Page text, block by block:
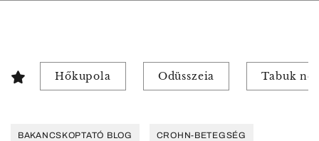
Hőkupola Odüsszeia Tabuk
BAKANCSKOPTATÓ BLOG CROHN-BETEGSÉG